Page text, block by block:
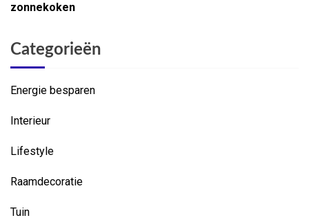
zonnekoken
Categorieën
Energie besparen
Interieur
Lifestyle
Raamdecoratie
Tuin